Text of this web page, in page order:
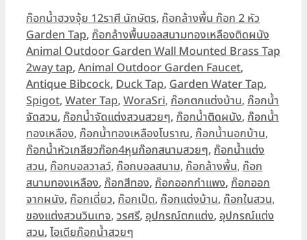
Categories
ก๊อกน้ำฮวงจุ้ย 12ราศี นักษัตร, ก๊อกล้างพื้น ก๊อก 2 หัว
Garden Tap, ก๊อกล้างพื้นบอลสนามทองเหลืองติดผนัง
Animal Outdoor Garden Wall Mounted Brass Tap
Tags
2way tap, Animal Outdoor Garden Faucet,
Antique Bibcock, Duck Tap, Garden Water Tap,
Spigot, Water Tap, WoraSri, ก๊อกตกแต่งบ้าน, ก๊อกน้ำ
จัดสวน, ก๊อกน้ำจัดแต่งสวนสวยๆ, ก๊อกน้ำติดผนัง, ก๊อกน้ำ
ทองเหลือง, ก๊อกน้ำทองเหลืองโบราณ, ก๊อกน้ำนอกบ้าน,
ก๊อกน้ำหัวเกลียวก๊อก4หุนก๊อกสนามสวยๆ, ก๊อกน้ำแต่ง
สวน, ก๊อกบอลวาลว์, ก๊อกบอลสนาม, ก๊อกล้างพื้น, ก๊อก
สนามทองเหลือง, ก๊อกสีทอง, ก๊อกออกกำแพง, ก๊อกออก
จากผนัง, ก๊อกเดี่ยว, ก๊อกเป็ด, ก๊อกแต่งบ้าน, ก๊อกในสวน,
ของแต่งสวนวินเทจ, วรศรี, อุปกรณ์ตกแต่ง, อุปกรณ์แต่ง
สวน, ไอเดียก๊อกน้ำสวยๆ